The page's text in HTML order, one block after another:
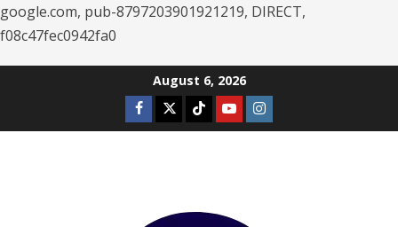
google.com, pub-8797203901921219, DIRECT,
f08c47fec0942fa0
August 6, 2026
Facebook
TwitterTiktokYoutubeInstagram